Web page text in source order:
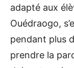
adapté aux
Ouédraogo,
pendant plus
prendre la